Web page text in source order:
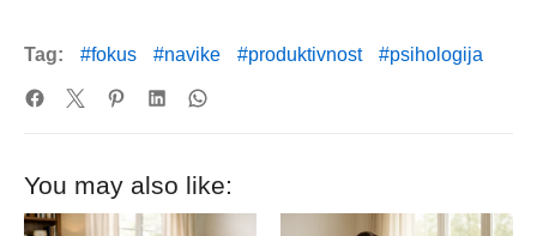
Tag: fokus navike produktivnost psihologija
You may also like: